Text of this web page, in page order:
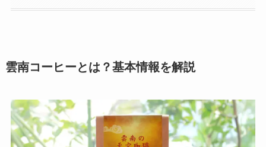
雲南コーヒーとは？基本情報を解説